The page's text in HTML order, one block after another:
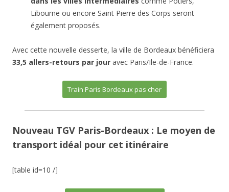
Libourne ou encore Saint Pierre des Corps seront
également proposés.
Avec cette nouvelle desserte, la ville de Bordeaux bénéficiera
33,5 allers-retours par jour avec Paris/Ile-de-France.
Train Paris Bordeaux pas cher
Nouveau TGV Paris-Bordeaux : Le moyen de
transport idéal pour cet itinéraire
[table id=10 /]